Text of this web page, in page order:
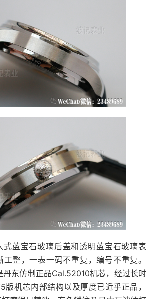
式蓝宝石玻璃后盖和透明蓝宝石玻璃表
整，一表一码不重复，编号不重复。
丹东仿制正品Cal.52010机芯，经过长时
版机芯内部结构以及厚度已近乎正品，